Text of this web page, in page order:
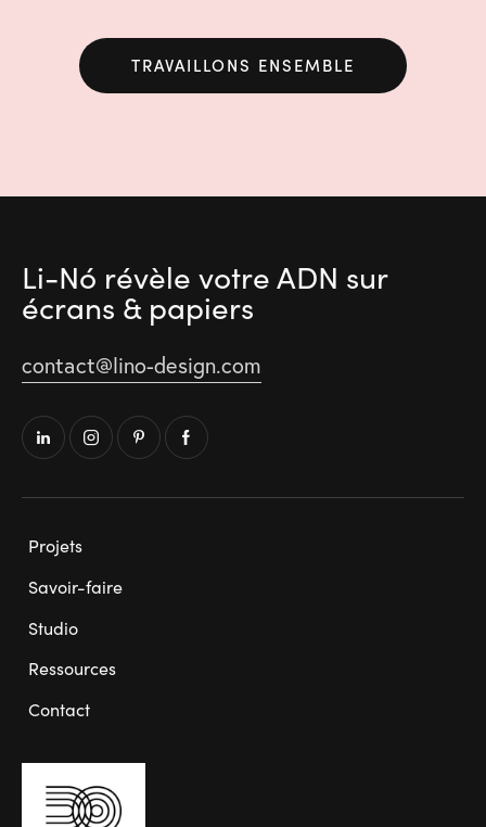
TRAVAILLONS ENSEMBLE
Li-Nó révèle votre ADN sur
écrans & papiers
contact@lino-design.com
Projets
Savoir-faire
Studio
Ressources
Contact